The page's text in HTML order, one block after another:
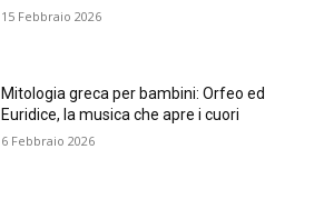
15 Febbraio 2026
Mitologia greca per bambini: Orfeo ed
Euridice, la musica che apre i cuori
6 Febbraio 2026